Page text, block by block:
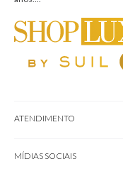
ATENDIMENTO
MÍDIAS SOCIAIS